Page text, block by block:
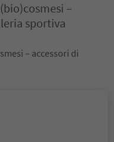
–
sportiva
– accessori di